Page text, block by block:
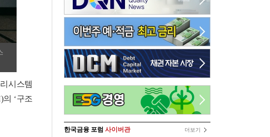
시스템
의 ‘구조
한국금융 포럼 사이버관 더보기